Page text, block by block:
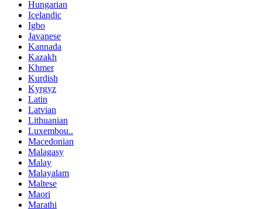
Hungarian
Icelandic
Igbo
Javanese
Kannada
Kazakh
Khmer
Kurdish
Kyrgyz
Latin
Latvian
Lithuanian
Luxembou..
Macedonian
Malagasy
Malay
Malayalam
Maltese
Maori
Marathi